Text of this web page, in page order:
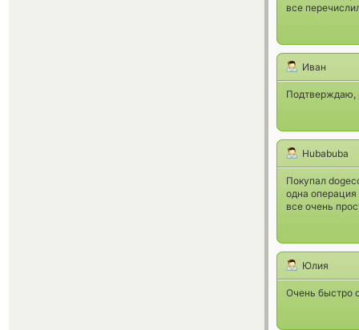
все
Иван
Подтверждаю,
Hubabuba
Покупал
одна
все очень
Юлия
Очень быстро